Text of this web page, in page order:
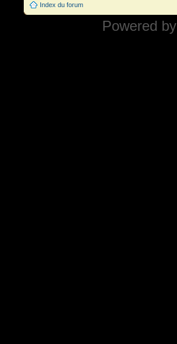
Index du forum
Powered by